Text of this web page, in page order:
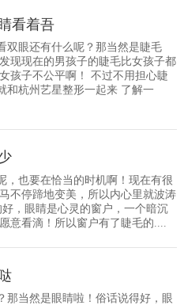
看着吾
双眼还有什么呢？那当然是睫毛
现现在的男孩子的睫毛比女孩子都
孩子不公平啊！ 不过不用担心睫
和杭州艺星整形一起来 了解一
，也要在恰当的时机啊！现在有很
不停蹄地变美，所以内心里就波涛
，眼睛是心灵的窗户，一个暗沉
意看滴！所以窗户有了睫毛的....
那当然是眼睛啦！俗话说得好，眼